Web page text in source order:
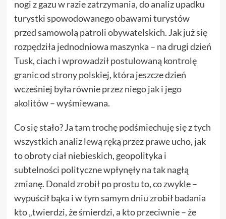
nogi z gazu w razie zatrzymania, do analiz upadku
turystki spowodowanego obawami turystów
przed samowolą patroli obywatelskich. Jak już się
rozpędziła jednodniowa maszynka – na drugi dzień
Tusk, ciach iwprowadził postulowaną kontrolę
granicod strony polskiej, która jeszcze dzień
wcześniej była równie przez niego jak i jego
akolitów – wyśmiewana.
Co się stało? Ja tam trochę podśmiechuję się z tych
wszystkich analiz lewą ręką przez prawe ucho, jak
to obroty ciał niebieskich, geopolityka i
subtelności polityczne wpłynęły na tak nagłą
zmianę. Donald zrobił po prostu to, co zwykle –
wypuścił bąka i w tym samym dniu zrobił badania
kto „twierdzi, że śmierdzi, a kto przeciwnie – że